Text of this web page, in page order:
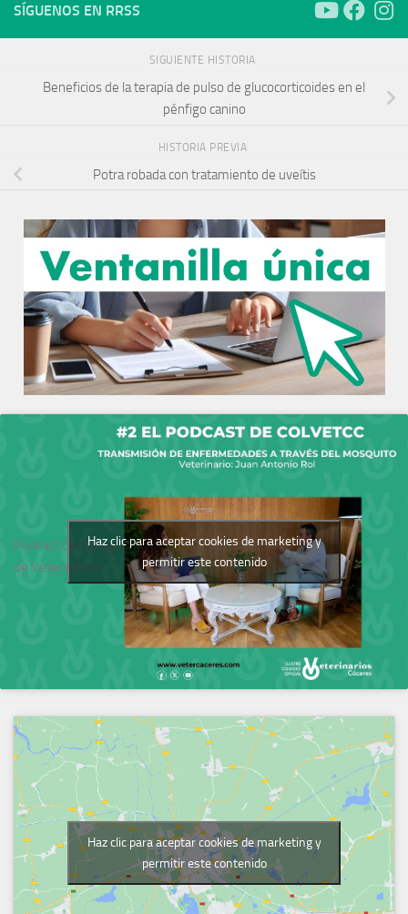
SÍGUENOS EN RRSS
SIGUIENTE HISTORIA
Beneficios de la terapia de pulso de glucocorticoides en el
pénfigo canino
HISTORIA PREVIA
Potra robada con tratamiento de uveítis
Podcast del Colegio
de Veterinarios
Haz clic para aceptar cookies de marketing y
permitir este contenido
Haz clic para aceptar cookies de marketing y
permitir este contenido